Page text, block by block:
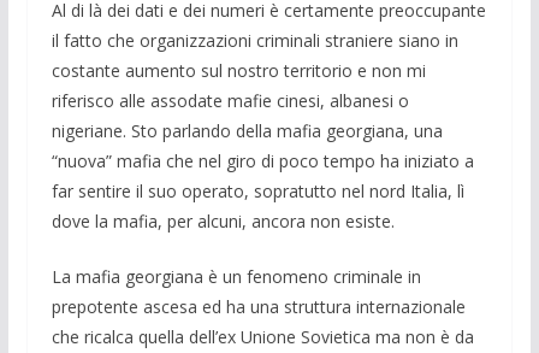
Al di là dei dati e dei numeri è certamente preoccupante
il fatto che organizzazioni criminali straniere siano in
costante aumento sul nostro territorio e non mi
riferisco alle assodate mafie cinesi, albanesi o
nigeriane. Sto parlando della mafia georgiana, una
“nuova” mafia che nel giro di poco tempo ha iniziato a
far sentire il suo operato, sopratutto nel nord Italia, lì
dove la mafia, per alcuni, ancora non esiste.
La mafia georgiana è un fenomeno criminale in
prepotente ascesa ed ha una struttura internazionale
che ricalca quella dell’ex Unione Sovietica ma non è da